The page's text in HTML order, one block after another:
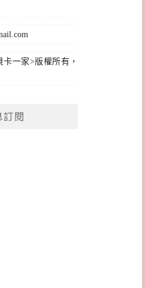
一家>版權所有，
閱